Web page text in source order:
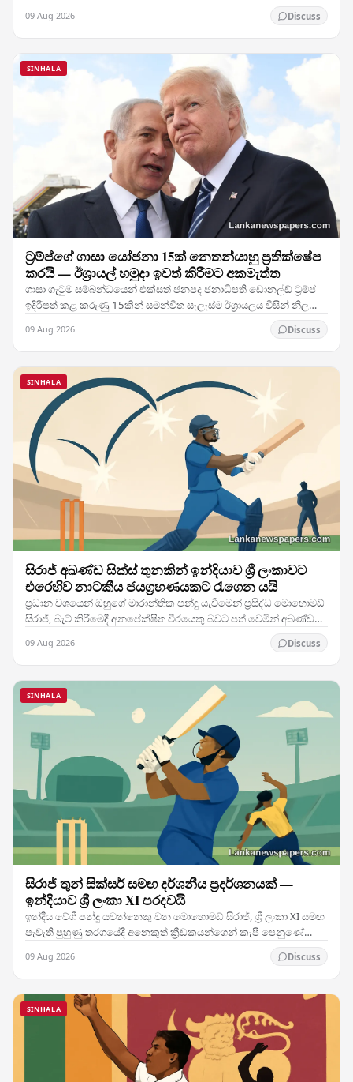
09 Aug 2026 Discuss
SINHALA
ට්‍රම්ප්ගේ ගාසා යෝජනා 15ක් නෙතන්යාහු ප්‍රතික්ෂේප
කරයි — ඊශ්‍රායල් හමුදා ඉවත් කිරීමට අකමැත්ත
ගාසා ගැටුම සම්බන්ධයෙන් එක්සත් ජනපද ජනාධිපති ඩොනල්ඩ් ට්‍රම්ප්
ඉදිරිපත් කළ කරුණු 15කින් සමන්විත සැලැස්ම ඊශ්‍රායලය විසින් නිල
09 Aug 2026 Discuss
SINHALA
සිරාජ් අඛණ්ඩ සික්ස් තුනකින් ඉන්දියාව ශ්‍රී ලංකාවට
එරෙහිව නාටකීය ජයග්‍රහණයකට රැගෙන යයි
ප්‍රධාන වශයෙන් ඔහුගේ මාරාන්තික පන්දු යැවීමෙන් ප්‍රසිද්ධ මොහොමඩ්
සිරාජ්, බැට් කිරීමෙදී අනපේක්ෂිත වීරයෙකු බවට පත් වෙමින් අඛණ්ඩ
09 Aug 2026 Discuss
SINHALA
සිරාජ් තුන් සික්සර් සමඟ දර්ශනීය ප්‍රදර්ශනයක් —
ඉන්දියාව ශ්‍රී ලංකා XI පරදවයි
ඉන්දීය වේගී පන්දු යවන්නෙකු වන මොහොමඩ් සිරාජ්, ශ්‍රී ලංකා XI සමඟ
පැවැති පුහුණු තරගයේදී අනෙකුත් ක්‍රීඩකයන්ගෙන් කැපී පෙනුණේ
09 Aug 2026 Discuss
SINHALA